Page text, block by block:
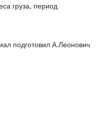
груза, период
подготовил А.Леонович